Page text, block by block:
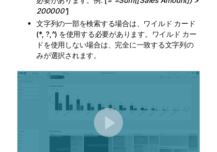
200000']
文字列の一部を検索する場合は、ワイルド カード
(*, ?,^) を使用する必要があります。ワイルド カー
ドを使用しない場合は、完全に一致する文字列の
みが選択されます。